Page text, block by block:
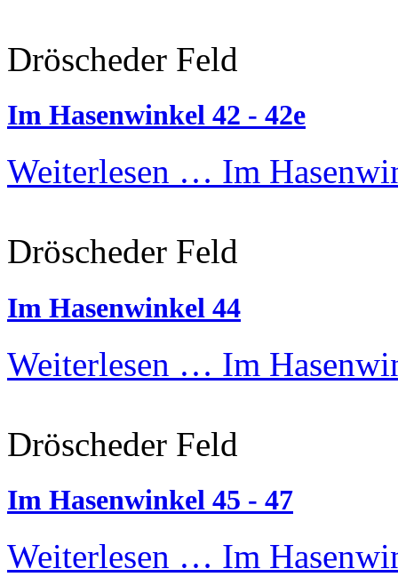
Dröscheder Feld
Im Hasenwinkel 42 - 42e
Weiterlesen … Im
Dröscheder Feld
Im Hasenwinkel 44
Weiterlesen … Im
Dröscheder Feld
Im Hasenwinkel 45 - 47
Weiterlesen … Im